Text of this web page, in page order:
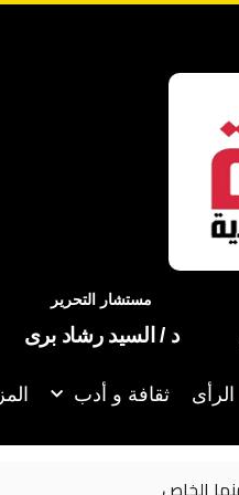
مستشار التحرير
د / السيد رشاد برى
الرأى ثقافة و أدب